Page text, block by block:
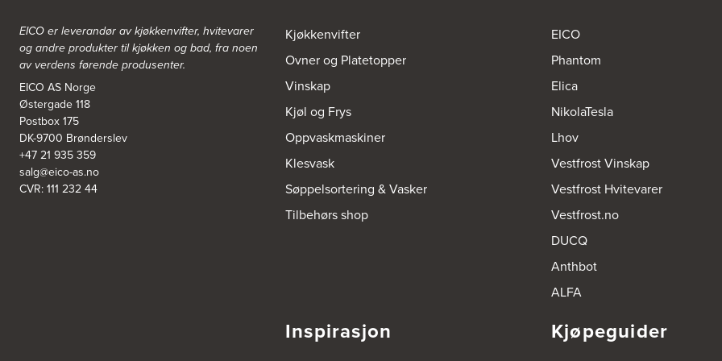
Bodø Kjøkkensenter AS
Sjøgata 34-36
Studio Sigdal Bodø
8006 Bodø
Tel.:75-500250
Boform Kjøkken Oslo AS
Thomas Heftyes Gate 41
0267 Oslo
Tel.:95992151
EICO er leverandør av kjøkkenvifter, hvitevarer
og andre produkter til kjøkken og bad, fra noen
av verdens førende produsenter.
EICO AS Norge
Østergade 118
Postbox 175
DK-9700 Brønderslev
+47 21 935 359
salg@eico-as.no
CVR: 111 232 44
Kjøkkenvifter
Ovner og Platetopper
Vinskap
Kjøl og Frys
Oppvaskmaskiner
Klesvask
Søppelsortering & Vasker
Tilbehørs shop
EICO
Phantom
Elica
NikolaTesla
Lhov
Vestfrost Vinskap
Vestfrost Hvitevarer
Vestfrost.no
DUCQ
Anthbot
ALFA
Inspirasjon Kjøpeguider